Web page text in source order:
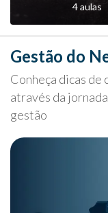
4 aulas
Gestão do
Conheça dicas de
através da
gestão